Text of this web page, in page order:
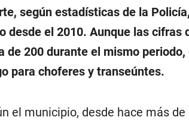
según estadísticas de la
desde el 2010. Aunque las
de 200 durante el mismo
para choferes y transeúntes.
el municipio, desde hace más